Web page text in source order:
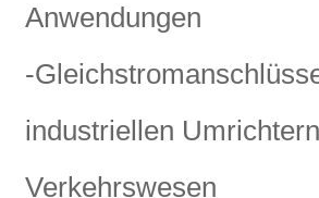
Anwendungen
-
industriellen
Verkehrswesen